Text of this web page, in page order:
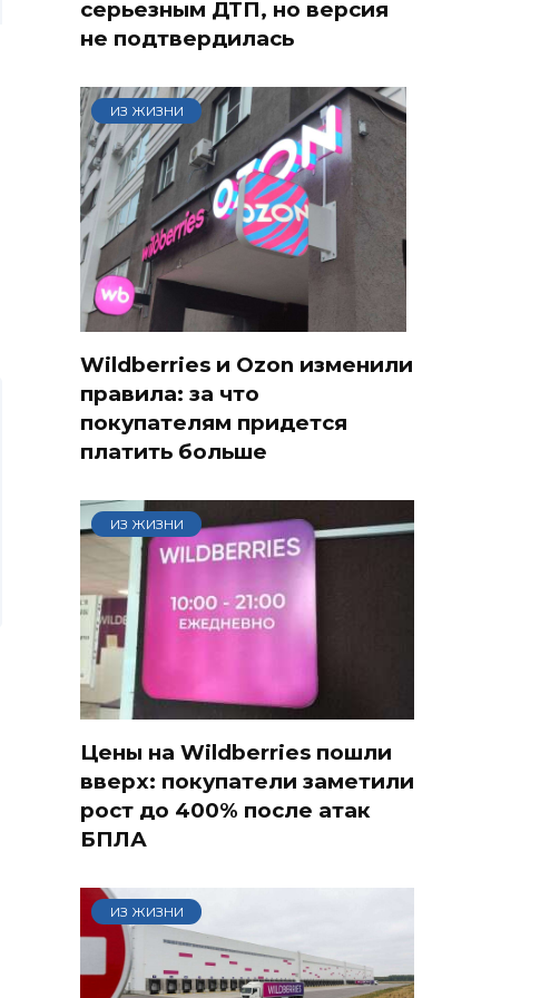
серьезным ДТП, но версия
не подтвердилась
ИЗ ЖИЗНИ
Wildberries и Ozon изменили
правила: за что
покупателям придется
платить больше
ИЗ ЖИЗНИ
Цены на Wildberries пошли
вверх: покупатели заметили
рост до 400% после атак
БПЛА
ИЗ ЖИЗНИ